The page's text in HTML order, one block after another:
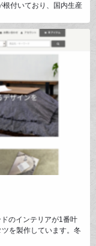
根付いており、国内生産
いくとともに、産業の今
のインテリアが1番叶
を製作しています。冬